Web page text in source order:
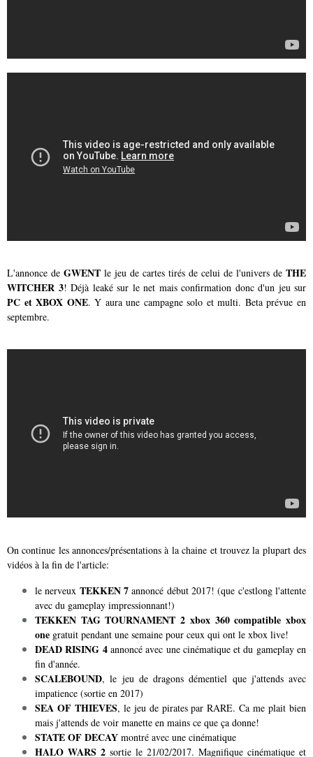
L'annonce de GWENT le jeu de cartes tirés de celui de l'univers de THE
WITCHER 3! Déjà leaké sur le net mais confirmation donc d'un jeu sur
PC et XBOX ONE. Y aura une campagne solo et multi. Beta prévue en
septembre.
On continue les annonces/présentations à la chaine et trouvez la plupart des
vidéos à la fin de l'article:
le nerveux TEKKEN 7 annoncé début 2017! (que c'estlong l'attente
avec du gameplay impressionnant!)
TEKKEN TAG TOURNAMENT 2 xbox 360 compatible xbox
one gratuit pendant une semaine pour ceux qui ont le xbox live!
DEAD RISING 4annoncé avec une cinématique et du gameplay en
fin d'année.
SCALEBOUND, le jeu de dragons démentiel que j'attends avec
impatience (sortie en 2017)
SEA OF THIEVES, le jeu de pirates par RARE. Ca me plait bien
mais j'attends de voir manette en mains ce que ça donne!
STATE OF DECAY montré avec une cinématique
HALO WARS 2 sortie le 21/02/2017. Magnifique cinématique et